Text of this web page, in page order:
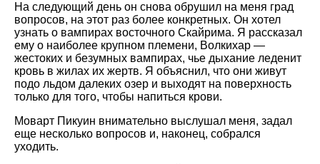
На следующий день он снова обрушил на меня град
вопросов, на этот раз более конкретных. Он хотел
узнать о вампирах восточного Скайрима. Я рассказал
ему о наиболее крупном племени, Волкихар —
жестоких и безумных вампирах, чье дыхание леденит
кровь в жилах их жертв. Я объяснил, что они живут
подо льдом далеких озер и выходят на поверхность
только для того, чтобы напиться крови.
Моварт Пикуин внимательно выслушал меня, задал
еще несколько вопросов и, наконец, собрался
уходить.